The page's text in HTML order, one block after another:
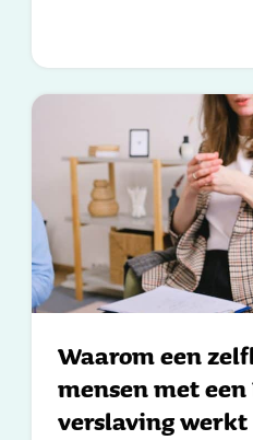
Waarom een
mensen met een
verslaving werkt